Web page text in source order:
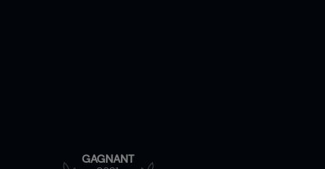
GAGNANT